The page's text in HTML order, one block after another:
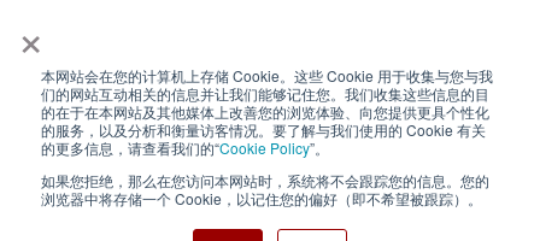
×
本网站会在您的计算机上存储 Cookie。这些 Cookie 用于收集与您与我
们的网站互动相关的信息并让我们能够记住您。我们收集这些信息的目
的在于在本网站及其他媒体上改善您的浏览体验、向您提供更具个性化
的服务，以及分析和衡量访客情况。要了解与我们使用的 Cookie 有关
的更多信息，请查看我们的“Cookie Policy”。
如果您拒绝，那么在您访问本网站时，系统将不会跟踪您的信息。您的
浏览器中将存储一个 Cookie，以记住您的偏好（即不希望被跟踪）。
隐私政策 使用条款
Cookie Policy 网站地图
Nisshinbo Holdings Inc.